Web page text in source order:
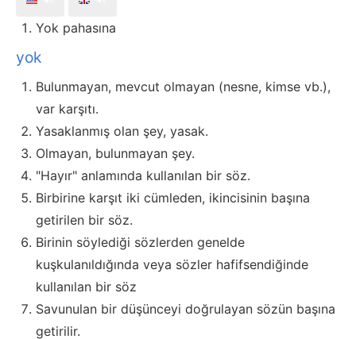
Yok pahasına
yok
Bulunmayan, mevcut olmayan (nesne, kimse vb.),
var karşıtı.
Yasaklanmış olan şey, yasak.
Olmayan, bulunmayan şey.
"Hayır" anlamında kullanılan bir söz.
Birbirine karşıt iki cümleden, ikincisinin başına
getirilen bir söz.
Birinin söylediği sözlerden genelde
kuşkulanıldığında veya sözler hafifsendiğinde
kullanılan bir söz
Savunulan bir düşünceyi doğrulayan sözün başına
getirilir.